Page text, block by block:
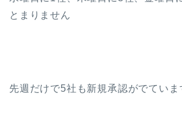
とまりません
先週だけで5社も新規承認がでてい